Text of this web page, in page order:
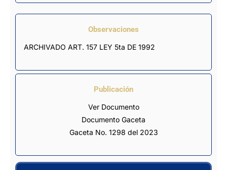
Observaciones
ARCHIVADO ART. 157 LEY 5ta DE 1992
Publicación
Ver Documento
Documento Gaceta
Gaceta No. 1298 del 2023